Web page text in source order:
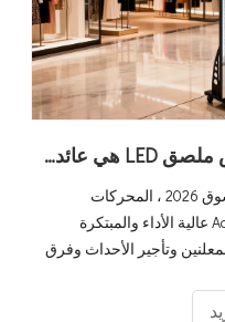
مستقبل الإعلان: لماذا عروض ملصق LED هي عائد الاستثمار الكبير التالي？
Discover Poster LED Display نمو السوق 2026 ، المحركات
الرئيسية ، وكيف توفر حلول Adhaiwell عالية الأداء والمبتكرة
وتأجير الأحداث وفرق